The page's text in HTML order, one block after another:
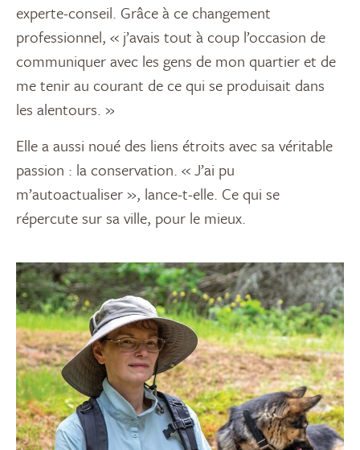
experte-conseil. Grâce à ce changement
professionnel, « j’avais tout à coup l’occasion de
communiquer avec les gens de mon quartier et de
me tenir au courant de ce qui se produisait dans
les alentours. »
Elle a aussi noué des liens étroits avec sa véritable
passion : la conservation. « J’ai pu
m’autoactualiser », lance-t-elle. Ce qui se
répercute sur sa ville, pour le mieux.